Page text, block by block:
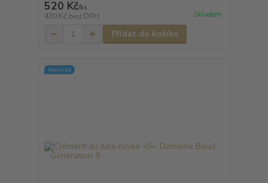
520 Kč/ks
430 Kč bez DPH Skladem
Přidat do košíku
Novinka